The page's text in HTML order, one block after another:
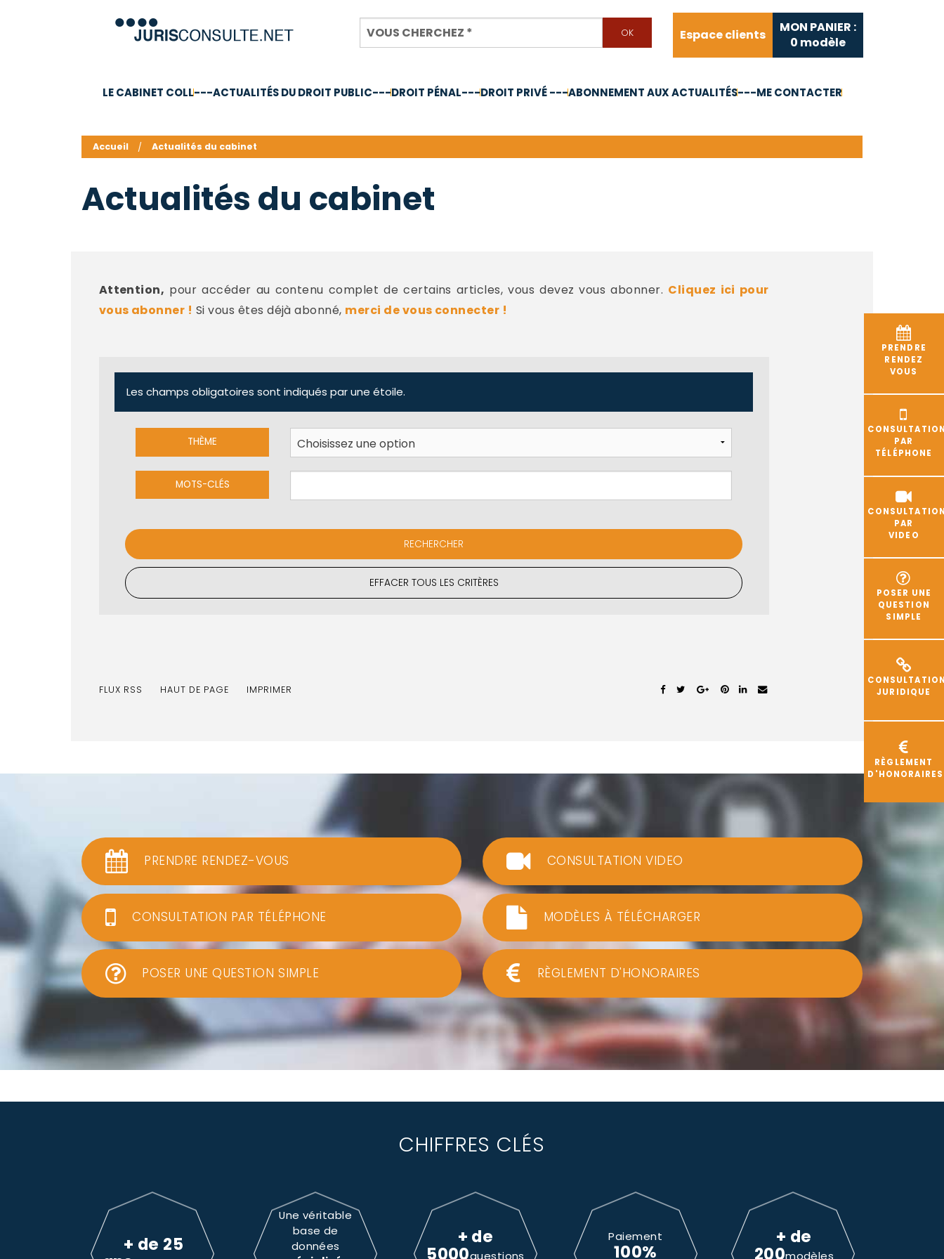
Espace clients
MON PANIER :
0 modèle
LE CABINET COLL---ACTUALITÉS DU DROIT PUBLIC---DROIT PÉNAL---DROIT PRIVÉ ---ABONNEMENT AUX ACTUALITÉS---ME CONTACTER
PRENDRE
RENDEZ
VOUS
PAR
TÉLÉPHONE
PAR
VIDEO
POSER UNE
QUESTION
SIMPLE
JURIDIQUE
RÈGLEMENT
D'HONORAIRES
Accueil Actualités du cabinet
Actualités du cabinet
Attention, pour accéder au contenu complet de certains articles, vous devez vous abonner. Cliquez ici pour
vous abonner ! Si vous êtes déjà abonné, merci de vous connecter !
Les champs obligatoires sont indiqués par une étoile.
THÈME
MOTS-CLÉS
EFFACER TOUS LES CRITÈRES
FLUX RSS HAUT DE PAGE IMPRIMER
PRENDRE RENDEZ-VOUS
CONSULTATION PAR TÉLÉPHONE
POSER UNE QUESTION SIMPLE
CONSULTATION VIDEO
MODÈLES À TÉLÉCHARGER
RÈGLEMENT D'HONORAIRES
CHIFFRES CLÉS
+ de 25
Une véritable
base de
données
+ de
5000questions
Paiement
100%
+ de
200modèles